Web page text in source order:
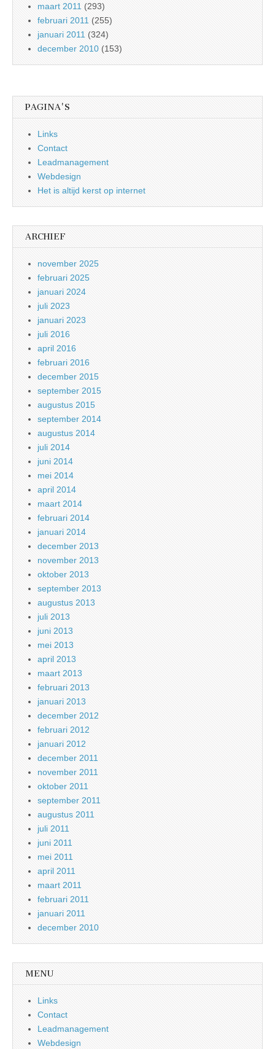
maart 2011 (293)
februari 2011 (255)
januari 2011 (324)
december 2010 (153)
PAGINA'S
Links
Contact
Leadmanagement
Webdesign
Het is altijd kerst op internet
ARCHIEF
november 2025
februari 2025
januari 2024
juli 2023
januari 2023
juli 2016
april 2016
februari 2016
december 2015
september 2015
augustus 2015
september 2014
augustus 2014
juli 2014
juni 2014
mei 2014
april 2014
maart 2014
februari 2014
januari 2014
december 2013
november 2013
oktober 2013
september 2013
augustus 2013
juli 2013
juni 2013
mei 2013
april 2013
maart 2013
februari 2013
januari 2013
december 2012
februari 2012
januari 2012
december 2011
november 2011
oktober 2011
september 2011
augustus 2011
juli 2011
juni 2011
mei 2011
april 2011
maart 2011
februari 2011
januari 2011
december 2010
MENU
Links
Contact
Leadmanagement
Webdesign